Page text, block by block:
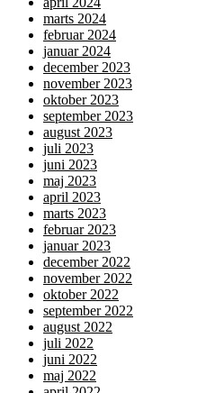
marts 2024
februar 2024
januar 2024
december 2023
november 2023
oktober 2023
september 2023
august 2023
juli 2023
juni 2023
maj 2023
april 2023
marts 2023
februar 2023
januar 2023
december 2022
november 2022
oktober 2022
september 2022
august 2022
juli 2022
juni 2022
maj 2022